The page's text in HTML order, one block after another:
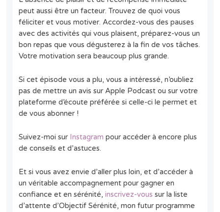
peut aussi être un facteur. Trouvez de quoi vous
féliciter et vous motiver. Accordez-vous des pauses
avec des activités qui vous plaisent, préparez-vous un
bon repas que vous dégusterez à la fin de vos tâches.
Votre motivation sera beaucoup plus grande.
Si cet épisode vous a plu, vous a intéressé, n’oubliez
pas de mettre un avis sur Apple Podcast ou sur votre
plateforme d’écoute préférée si celle-ci le permet et
de vous abonner !
Suivez-moi sur Instagram pour accéder à encore plus
de conseils et d’astuces.
Et si vous avez envie d’aller plus loin, et d’accéder à
un véritable accompagnement pour gagner en
confiance et en sérénité,inscrivez-vous sur la liste
d’attente d’Objectif Sérénité, mon futur programme